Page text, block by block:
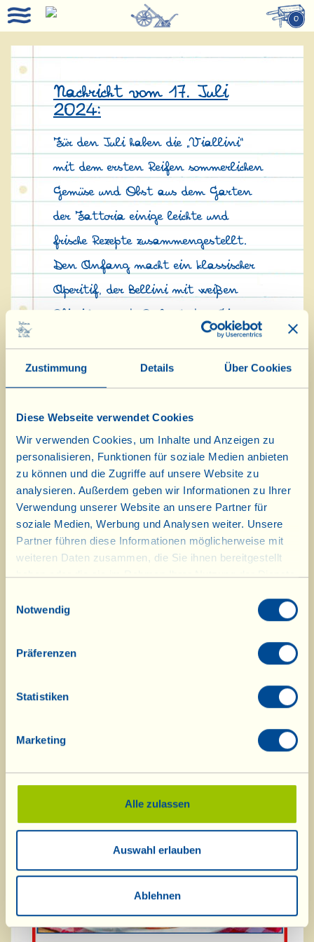
Zustimmung Details Über Cookies
Diese Webseite verwendet Cookies
Wir verwenden Cookies, um Inhalte und Anzeigen zu
personalisieren, Funktionen für soziale Medien anbieten
zu können und die Zugriffe auf unsere Website zu
analysieren. Außerdem geben wir Informationen zu Ihrer
Verwendung unserer Website an unsere Partner für
soziale Medien, Werbung und Analysen weiter. Unsere
Partner führen diese Informationen möglicherweise mit
weiteren Daten zusammen, die Sie ihnen bereitgestellt
haben oder die sie im Rahmen Ihrer Nutzung der Dienste
Notwendig
Präferenzen
Statistiken
Marketing
Alle zulassen
Auswahl erlauben
Ablehnen
0
Nachricht vom 17. Juli
2024:
Für den Juli haben die „Viallini“
mit dem ersten Reifen sommerlichen
Gemüse und Obst aus dem Garten
der Fattoria einige leichte und
frische Rezepte zusammengestellt.
Den Anfang macht ein klassischer
Aperitif, der Bellini mit weißen
Pfirsichen und „Perlen“, den Giuseppe
Cipriani, Besitzer der berühmten
Harry's Bar in Venedig, 1948
anlässlich der Eröffnung der
Ausstellung des Künstlers
Giovanni Bellini kreiert hatte.
Es folgen zwei köstliche erste Gänge
- ein Zucchiniauflauf mit Tomaten
und Pecorino und „Spaghetti alla
Crudaiola” (= mit rohen Tomaten
und Basilikum) – und als
Rinderbraten. Für ein süßes Finale
Pfirsich-Kuchen „unserer“ Köchin